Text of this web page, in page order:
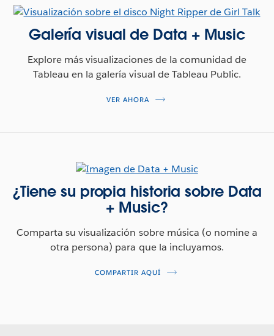
Galería visual de Data + Music
Explore más visualizaciones de la comunidad de
Tableau en la galería visual de Tableau Public.
VER AHORA
¿Tiene su propia historia sobre Data
+ Music?
Comparta su visualización sobre música (o nomine a
otra persona) para que la incluyamos.
COMPARTIR AQUÍ